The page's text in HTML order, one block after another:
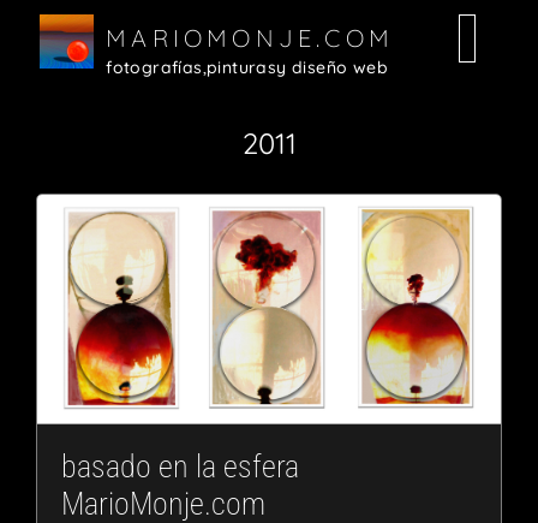
MARIOMONJE.COM
fotografías,pinturasy diseño web
2011
basado en la esfera
MarioMonje.com